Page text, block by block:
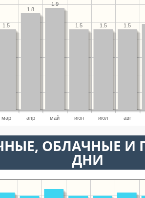
мар апр май июн июл авг
1.5
1.5
1.5
1.9
1.8
1.5
ОБЛАЧНЫЕ И
ДНИ